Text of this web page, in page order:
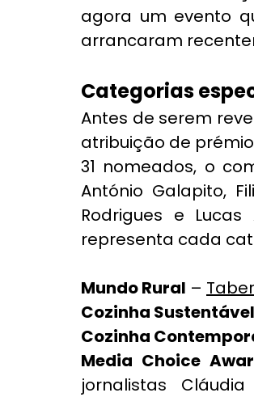
agora um evento
arrancaram
Categorias
Antes de serem
atribuição de
31 nomeados, o
António Galapito,
Rodrigues e
representa cada
Mundo Rural –
Cozinha Sustentável
Cozinha
Media Choice
jornalistas